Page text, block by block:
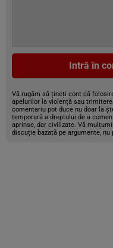
Intră în
Vă rugăm să țineți cont că
apelurilor la violență sau
comentariu pot duce nu doar la
temporară a dreptului de a
aprinse, dar civilizate. Vă
discuție bazată pe argumente, nu